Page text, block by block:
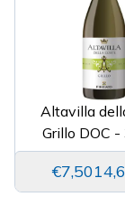
Altavilla
Grillo DOC
€7,50